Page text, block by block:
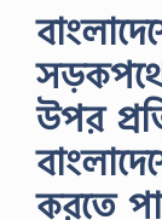
উপর
করতে